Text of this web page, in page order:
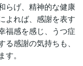
らげ、精神的な健康
よれば、感謝を表す
福感を感じ、うつ症
感謝の気持ちも、
。